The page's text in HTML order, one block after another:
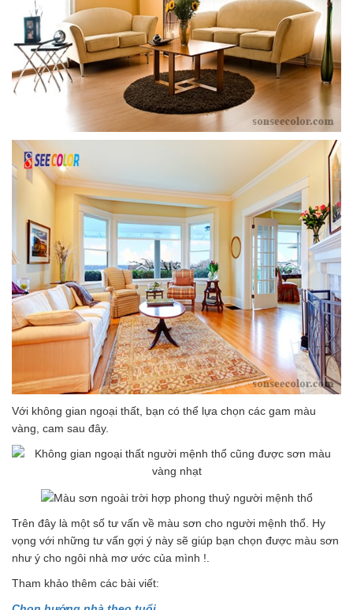
Với không gian ngoại thất, bạn có thể lựa chọn các gam màu
vàng, cam sau đây.
Trên đây là một số tư vấn về màu sơn cho người mệnh thổ. Hy
vọng với những tư vấn gợi ý này sẽ giúp bạn chọn được màu sơn
như ý cho ngôi nhà mơ ước của mình !.
Tham khảo thêm các bài viết: